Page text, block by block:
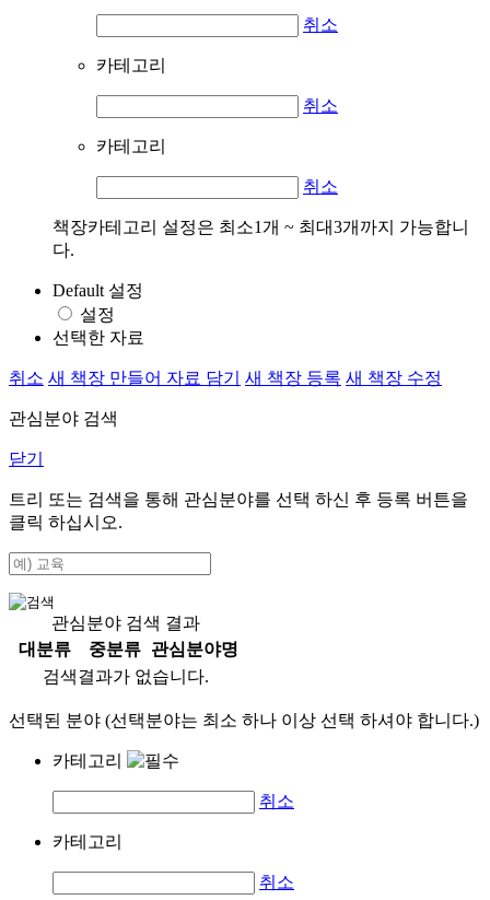
취소
카테고리
취소
카테고리
취소
책장카테고리 설정은 최소1개 ~ 최대3개까지 가능합니
다.
Default 설정
설정
선택한 자료
취소 새 책장 만들어 자료 담기 새 책장 등록 새 책장 수정
관심분야 검색
닫기
트리 또는 검색을 통해 관심분야를 선택 하신 후 등록 버튼을
클릭 하십시오.
관심분야 검색 결과
대분류
중분류
관심분야명
검색결과가 없습니다.
선택된 분야 (선택분야는 최소 하나 이상 선택 하셔야 합니다.)
카테고리
취소
카테고리
취소